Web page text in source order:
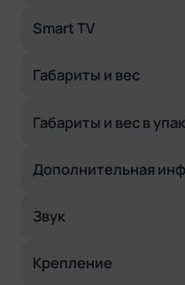
Smart TV
Габариты и вес
Габариты и вес в
Дополнительная
Звук
Крепление